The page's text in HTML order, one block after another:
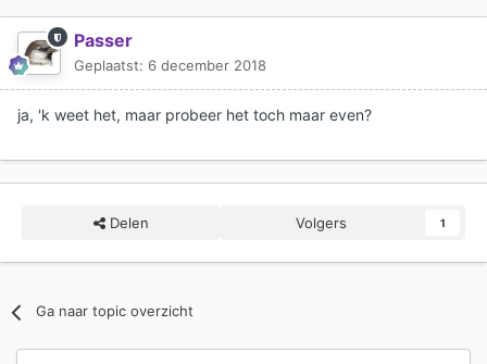
Passer
Geplaatst: 6 december 2018
ja, 'k weet het, maar probeer het toch maar even?
Delen Volgers 1
Ga naar topic overzicht